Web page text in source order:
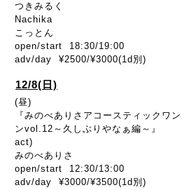
つきみるく
Nachika
こっとん
open/start 18:30/19:00
adv/day ¥2500/¥3000(1d別)
12/8(日)
(昼)
『みのべありさアコースティックワ
ンvol.12 ～久しぶりやなぁ編～ 』
act)
みのべありさ
open/start 12:30/13:00
adv/day ¥3000/¥3500(1d別)